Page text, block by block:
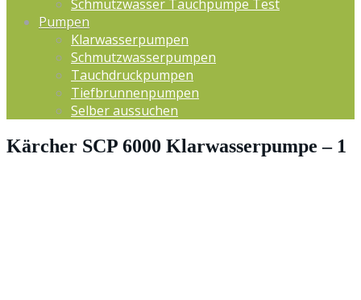
Schmutzwasser Tauchpumpe Test
Pumpen
Klarwasserpumpen
Schmutzwasserpumpen
Tauchdruckpumpen
Tiefbrunnenpumpen
Selber aussuchen
Kärcher SCP 6000 Klarwasserpumpe – 1